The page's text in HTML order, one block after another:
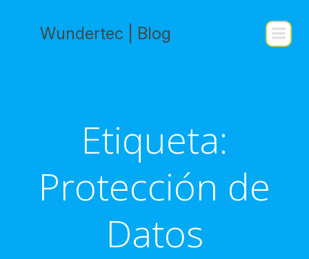
contenido
Wundertec | Blog
Etiqueta:
Protección de
Datos